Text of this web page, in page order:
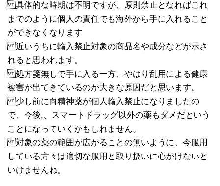
具体的な時期は不明ですが、原則禁止となればこれ
までのように個人の責任でも海外から手に入れること
ができなくなります
近いうちに輸入禁止対象の商品名や成分などが示さ
れると思われます。
処方箋無しで手に入る一方、やはり乱用による健康
被害が出てきているのが大きな原因だと思います。
少し前に向精神薬が個人輸入禁止になりましたの
で、今後,、スマートドラッグ以外の薬もダメだという
ことになっていくかもしれません。
対象の薬の範囲が広がることの無いように、今服用
している方々は適切な服用と取り扱いに心がけないと
いけませんね。